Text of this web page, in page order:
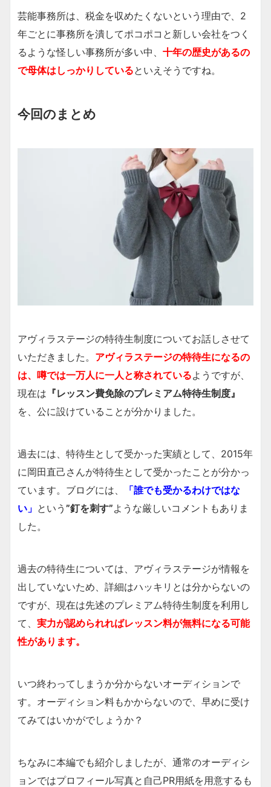
芸能事務所は、税金を収めたくないという理由で、2
年ごとに事務所を潰してポコポコと新しい会社をつく
るような怪しい事務所が多い中、 十年の歴史があるの
で母体はしっかりしているといえそうですね。
今回のまとめ
アヴィラステージの特待生制度についてお話しさせて
いただきました。 アヴィラステージの特待生になるの
は、 噂では一万人に一人と称されているようですが、
現在は 『レッスン費免除のプレミアム特待生制度』
を、公に設けていることが分かりました。
過去には、特待生として受かった実績として、2015年
に岡田直己さんが特待生として受かったことが分かっ
ています。ブログには、
「誰でも受かるわけではな
い」 という ”釘を刺す”ような厳しいコメントもありま
した。
過去の特待生については、アヴィラステージが情報を
出していないため、詳細はハッキリとは分からないの
ですが、現在は先述のプレミアム特待生制度を利用し
て、 実力が認められればレッスン料が無料になる可能
性があります。
いつ終わってしまうか分からないオーディションで
す。オーディション料もかからないので、早めに受け
てみてはいかがでしょうか？
ちなみに本編でも紹介しましたが、通常のオーディシ
ョンではプロフィール写真と自己PR用紙を用意するも